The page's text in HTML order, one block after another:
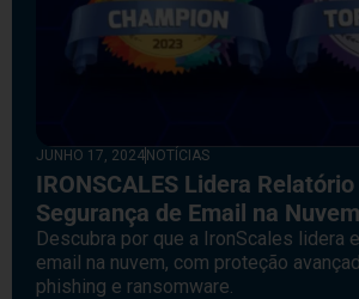
JUNHO 17, 2024NOTÍCIAS
IRONSCALES Lidera Relatório
Segurança de Email na Nuvem
Descubra por que a IronScales lidera
email na nuvem, com proteção
phishing e ransomware.